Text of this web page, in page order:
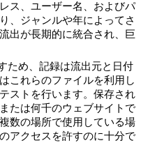
ス、ユーザー名、およびパ
、ジャンルや年によってさ
出が長期的に統合され、巨
ため、記録は流出元と日付
これらのファイルを利用し
ストを行います。保存され
たは何千のウェブサイトで
数の場所で使用している場
アクセスを許すのに十分で